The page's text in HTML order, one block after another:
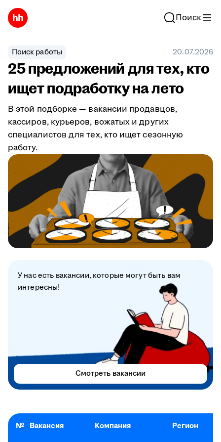
Поиск
Поиск работы 20.07.2026
25 предложений для тех, кто
ищет подработку на лето
В этой подборке — вакансии продавцов,
кассиров, курьеров, вожатых и других
специалистов для тех, кто ищет сезонную
работу.
№ Вакансия Компания Регион
У нас есть вакансии, которые могут быть вам
интересны!
Смотреть вакансии